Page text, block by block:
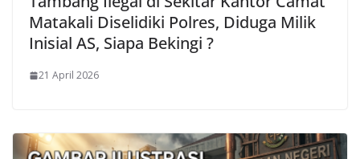
Matakali Diselidiki Polres, Diduga Milik
Inisial AS, Siapa Bekingi ?
21 April 2026